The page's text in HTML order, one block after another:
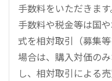
手数料をいただきま
手数料や税金等は国
式を相対取引（募集
場合は、購入対価の
し、相対取引による